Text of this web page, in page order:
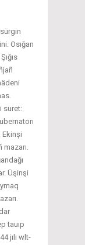
Osığan
suret:
Ekinşi
mazarı.
Üşinşi
tauıp
jılı wlt-